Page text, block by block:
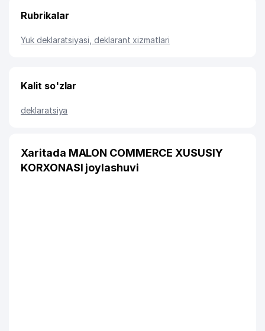
Rubrikalar
Yuk deklaratsiyasi, deklarant xizmatlari
Kalit so'zlar
deklaratsiya
Xaritada MALON COMMERCE XUSUSIY
KORXONASI joylashuvi